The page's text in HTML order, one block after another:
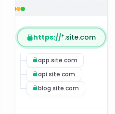
site.com.trhttps://*.site.com
app.site.com
api.site.com
blog.site.com